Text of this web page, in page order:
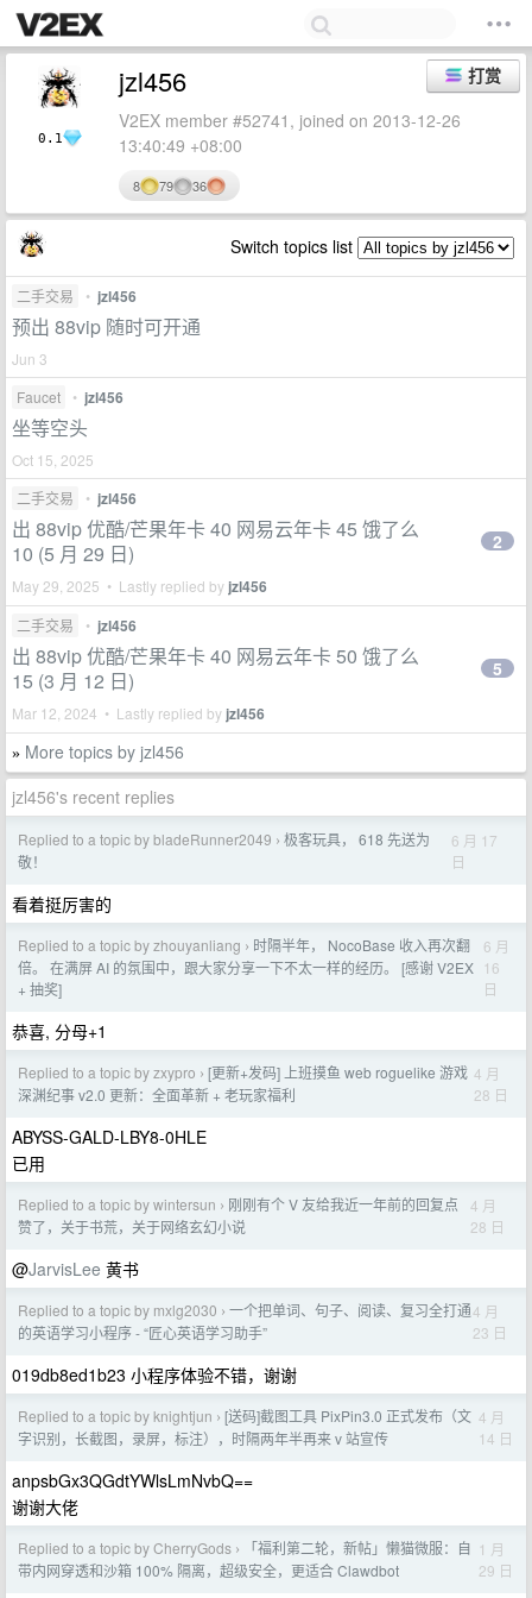
0.1
打赏
jzl456
V2EX member #52741, joined on 2013-12-26
13:40:49 +08:00
8 79 36
Switch topics list
二手交易 • jzl456
预出 88vip 随时可开通
Jun 3
Faucet
• jzl456
坐等空头
Oct 15, 2025
二手交易
• jzl456
出 88vip 优酷/芒果年卡 40 网易云年卡 45 饿了么
10 (5 月 29 日)
May 29, 2025 • Lastly replied by jzl456
2
二手交易 • jzl456
出 88vip 优酷/芒果年卡 40 网易云年卡 50 饿了么
15 (3 月 12 日)
Mar 12, 2024 • Lastly replied by jzl456
5
» More topics by jzl456
jzl456's recent replies
Replied to a topic by bladeRunner2049 › 极客玩具， 618 先送为
敬！
6 月 17
日
看着挺厉害的
Replied to a topic by zhouyanliang › 时隔半年， NocoBase 收入再次翻
倍。 在满屏 AI 的氛围中，跟大家分享一下不太一样的经历。 [感谢 V2EX
+ 抽奖]
6 月
16
日
恭喜, 分母+1
Replied to a topic by zxypro › [更新+发码] 上班摸鱼 web roguelike 游戏
深渊纪事 v2.0 更新：全面革新 + 老玩家福利
4 月
28 日
ABYSS-GALD-LBY8-0HLE
已用
Replied to a topic by wintersun › 刚刚有个 V 友给我近一年前的回复点
赞了，关于书荒，关于网络玄幻小说
4 月
28 日
@JarvisLee 黄书
Replied to a topic by mxlg2030 › 一个把单词、句子、阅读、复习全打通
的英语学习小程序 - “匠心英语学习助手”
4 月
23 日
019db8ed1b23 小程序体验不错，谢谢
Replied to a topic by knightjun › [送码]截图工具 PixPin3.0 正式发布（文
字识别，长截图，录屏，标注），时隔两年半再来 v 站宣传
4 月
14 日
anpsbGx3QGdtYWlsLmNvbQ==
谢谢大佬
Replied to a topic by CherryGods ›
「福利第二轮，新帖」懒猫微服：自
带内网穿透和沙箱 100% 隔离，超级安全，更适合 Clawdbot
1 月
29 日